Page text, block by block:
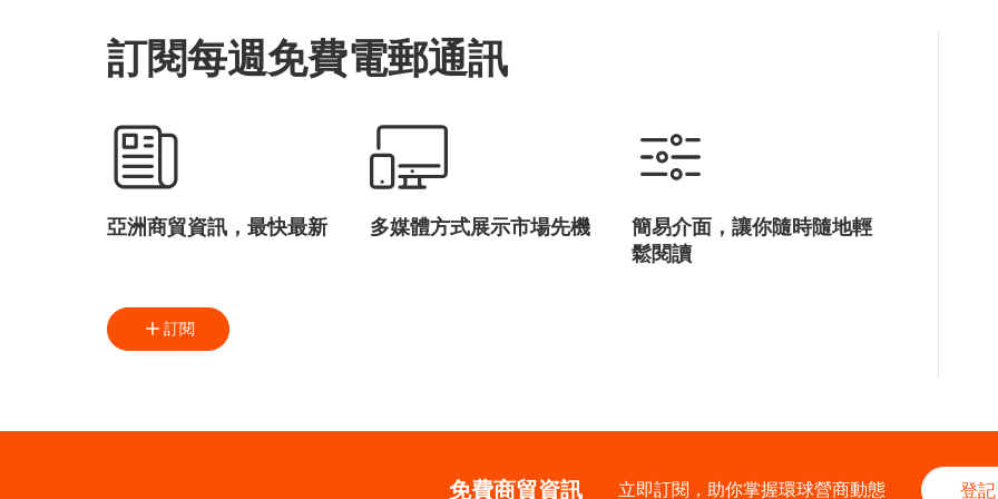
訂閱每週免費電郵通訊
亞洲商貿資訊，最快最新 多媒體方式展示市場先機
簡易介面，讓你隨時隨地輕
鬆閱讀
訂閱
免費商貿資訊 立即訂閱，助你掌握環球營商動態 登記